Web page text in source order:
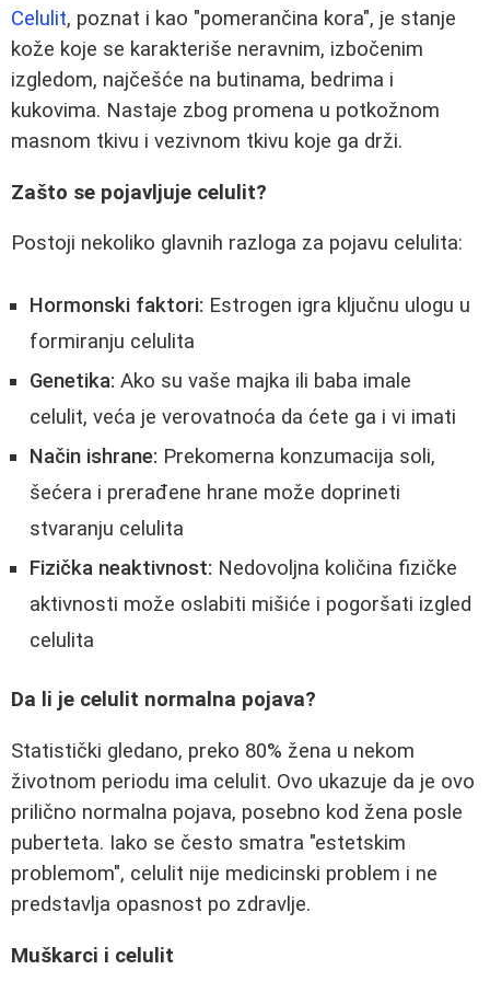
Celulit, poznat i kao "pomerančina kora", je stanje
kože koje se karakteriše neravnim, izbočenim
izgledom, najčešće na butinama, bedrima i
kukovima. Nastaje zbog promena u potkožnom
masnom tkivu i vezivnom tkivu koje ga drži.
Zašto se pojavljuje celulit?
Postoji nekoliko glavnih razloga za pojavu celulita:
Hormonski faktori: Estrogen igra ključnu ulogu u
formiranju celulita
Genetika: Ako su vaše majka ili baba imale
celulit, veća je verovatnoća da ćete ga i vi imati
Način ishrane: Prekomerna konzumacija soli,
šećera i prerađene hrane može doprineti
stvaranju celulita
Fizička neaktivnost: Nedovoljna količina fizičke
aktivnosti može oslabiti mišiće i pogoršati izgled
celulita
Da li je celulit normalna pojava?
Statistički gledano, preko 80% žena u nekom
životnom periodu ima celulit. Ovo ukazuje da je ovo
prilično normalna pojava, posebno kod žena posle
puberteta. Iako se često smatra "estetskim
problemom", celulit nije medicinski problem i ne
predstavlja opasnost po zdravlje.
Muškarci i celulit